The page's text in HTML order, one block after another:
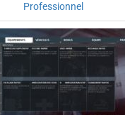
Professionnel